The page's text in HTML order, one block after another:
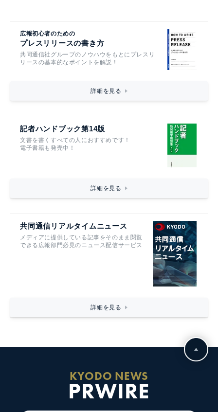
広報初心者のための
プレスリリースの書き方
共同通信社グループのノウハウをもとにプレスリ
リースの基本的なポイントを解説！
詳細を見る
記者ハンドブック第14版
文書を書くすべての人におすすめです！
電子書籍も発売中！
詳細を見る
共同通信リアルタイムニュース
メディアに提供している記事をそのまま閲覧
できる広報部門必見のニュース配信サービス
詳細を見る
KYODO NEWS
PRWIRE